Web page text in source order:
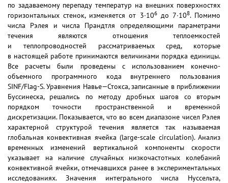
по задаваемому перепаду температур на внешних поверхностях
горизонтальных стенок, изменяется от 3∙106до 7∙108. Помимо
числа Рэлея и числа Прандтля определяющими параметрами
течения являются отношения теплоемкостей
и теплопроводностей рассматриваемых сред, которые
в настоящей работе принимаются величинами порядка единицы.
Все расчеты были проведены с использованием конечно-
объемного программного кода внутреннего пользования
SINF/Flag-S. Уравнения Навье—Стокса, записанные в приближении
Буссинеска, решались по методу дробных шагов со вторым
порядком точности пространственной и временной
дискретизации. Показывается, что во всем диапазоне чисел Рэлея
характерной структурой течения является так называемая
глобальная конвективная ячейка (large-scale circulation). Анализ
временных изменений вертикальной компоненты скорости
указывает на наличие случайных низкочастотных колебаний
конвективной ячейки, отмечавшихся ранее в экспериментальных
исследованиях. Значения интегрального числа Нуссельта,